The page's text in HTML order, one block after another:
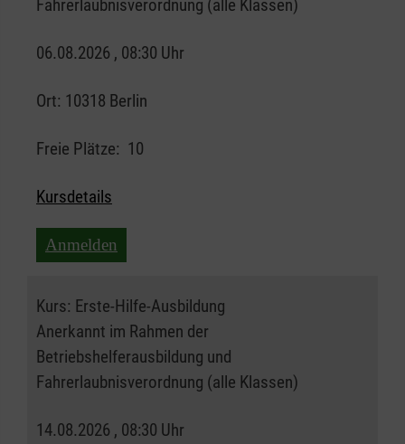
Fahrerlaubnisverordnung (alle Klassen)
06.08.2026 , 08:30 Uhr
Ort: 10318 Berlin
Freie Plätze: 10
Kursdetails
Anmelden
Kurs: Erste-Hilfe-Ausbildung
Anerkannt im Rahmen der
Betriebshelferausbildung und
Fahrerlaubnisverordnung (alle Klassen)
14.08.2026 , 08:30 Uhr